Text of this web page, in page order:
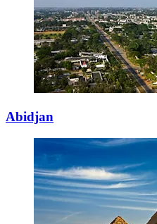
Abidjan